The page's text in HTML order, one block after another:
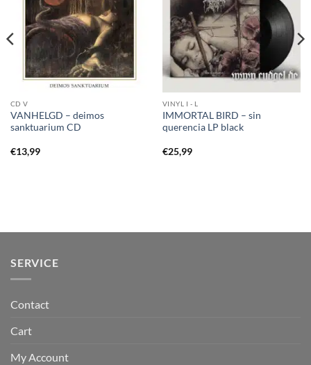
CD V
VANHELGD – deimos
sanktuarium CD
€13,99
VINYL I - L
IMMORTAL BIRD – sin
querencia LP black
€25,99
SERVICE
Contact
Cart
My Account